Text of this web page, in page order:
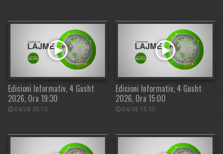
Edicioni Informativ, 4 Gusht
2026, Ora 19:30
04/08 20:15
Edicioni Informativ, 4 Gusht
2026, Ora 15:00
04/08 15:50